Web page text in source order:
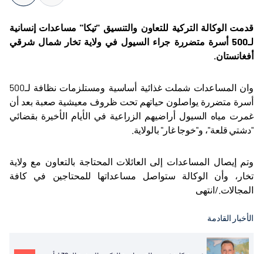
قدمت الوكالة التركية للتعاون والتنسيق "تيكا" مساعدات إنسانية
لـ500 أسرة متضررة جراء السيول في ولاية تخار شمال شرقي
أفغانستان.
وان المساعدات شملت غذائية أساسية ومستلزمات نظافة لـ500
أسرة متضررة يواصلون حياتهم تحت ظروف معيشية صعبة بعد أن
غمرت مياه السيول أراضيهم الزراعية في الأيام الأخيرة بقضائي
"دشتي قلعة"، و"خوجا غار" بالولاية
وتم إيصال المساعدات إلى العائلات المحتاجة بالتعاون مع ولاية
تخار، وأن الوكالة ستواصل مساعداتها للمحتاجين في كافة
المجالات./انتهى
الأخبار القادمة